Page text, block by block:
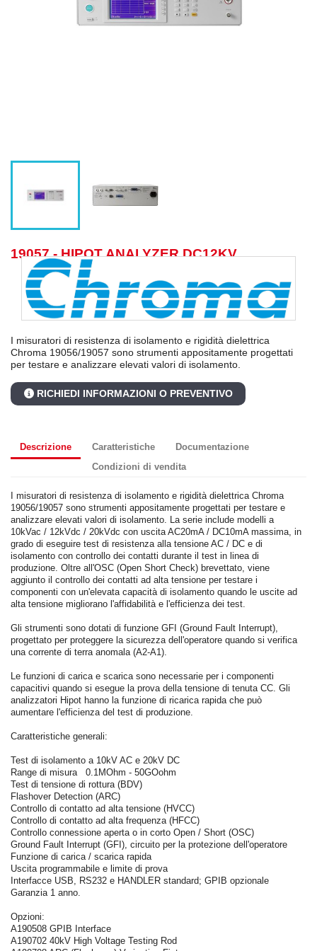
19057 - HIPOT ANALYZER DC12KV
I misuratori di resistenza di isolamento e rigidità dielettrica
Chroma 19056/19057 sono strumenti appositamente progettati
per testare e analizzare elevati valori di isolamento.
RICHIEDI INFORMAZIONI O PREVENTIVO
Descrizione Caratteristiche
Documentazione
Condizioni di vendita
I misuratori di resistenza di isolamento e rigidità dielettrica Chroma
19056/19057 sono strumenti appositamente progettati per testare e
analizzare elevati valori di isolamento. La serie include modelli a
10kVac / 12kVdc / 20kVdc con uscita AC20mA / DC10mA massima, in
grado di eseguire test di resistenza alla tensione AC / DC e di
isolamento con controllo dei contatti durante il test in linea di
produzione. Oltre all'OSC (Open Short Check) brevettato, viene
aggiunto il controllo dei contatti ad alta tensione per testare i
componenti con un'elevata capacità di isolamento quando le uscite ad
alta tensione migliorano l'affidabilità e l'efficienza dei test.
Gli strumenti sono dotati di funzione GFI (Ground Fault Interrupt),
progettato per proteggere la sicurezza dell'operatore quando si verifica
una corrente di terra anomala (A2-A1).
Le funzioni di carica e scarica sono necessarie per i componenti
capacitivi quando si esegue la prova della tensione di tenuta CC. Gli
analizzatori Hipot hanno la funzione di ricarica rapida che può
aumentare l'efficienza del test di produzione.
Caratteristiche generali:
Test di isolamento a 10kV AC e 20kV DC
Range di misura 0.1MOhm - 50GOohm
Test di tensione di rottura (BDV)
Flashover Detection (ARC)
Controllo di contatto ad alta tensione (HVCC)
Controllo di contatto ad alta frequenza (HFCC)
Controllo connessione aperta o in corto Open / Short (OSC)
Ground Fault Interrupt (GFI), circuito per la protezione dell'operatore
Funzione di carica / scarica rapida
Uscita programmabile e limite di prova
Interfacce USB, RS232 e HANDLER standard; GPIB opzionale
Garanzia 1 anno.
Opzioni:
A190508 GPIB Interface
A190702 40kV High Voltage Testing Rod